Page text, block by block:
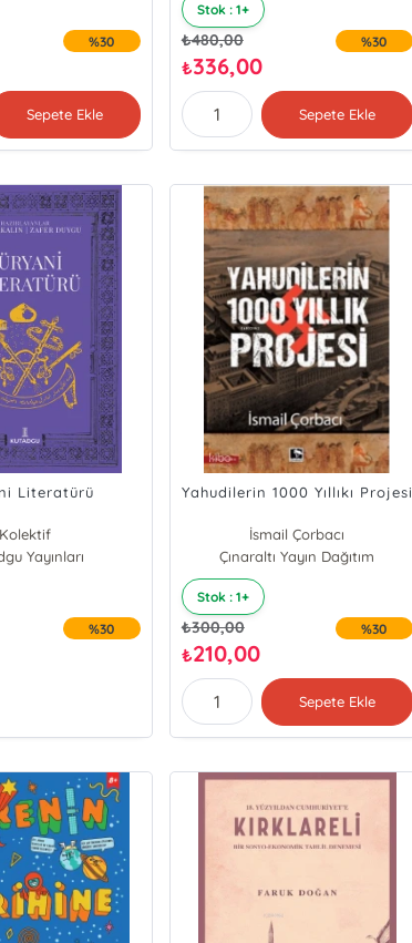
%30
Sepete Ekle
Stok : 1+
₺480,00
₺336,00
%30
Sepete Ekle
Literatürü
Kolektif
Yayınları
%30
Yahudilerin 1000 Yıllıkı Projesi
İsmail Çorbacı
Çınaraltı Yayın Dağıtım
Stok : 1+
₺300,00
₺210,00
%30
Sepete Ekle